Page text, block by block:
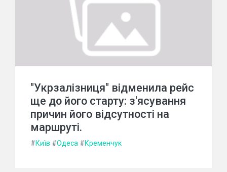
"Укрзалізниця" відменила рейс
ще до його старту: з'ясування
причин його відсутності на
маршруті.
#Київ #Одеса #Кременчук